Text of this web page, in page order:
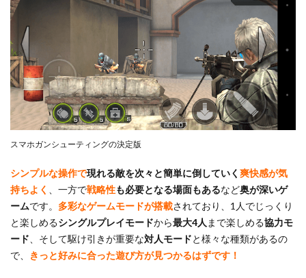
スマホガンシューティングの決定版
シンプルな操作で現れる敵を次々と簡単に倒していく 爽快感が気
持ちよく
、一方で戦略性も必要となる場面もあるなど奥が深いゲ
ームです。 多彩なゲームモードが搭載されており、1人でじっくり
と楽しめるシングルプレイモードから最大4人 まで楽しめる協力モ
ード 、そして駆け引きが重要な対人モードと様々な種類があるの
で、
きっと好みに合った遊び方が見つかるはずです！